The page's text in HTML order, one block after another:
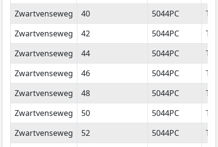
Straatnaam
Huisnummer Postcode
Zwartvenseweg 40 5044PC
Zwartvenseweg
42 5044PC
Zwartvenseweg
44 5044PC
Zwartvenseweg
46 5044PC
Zwartvenseweg
48 5044PC
Zwartvenseweg
50 5044PC
Zwartvenseweg
52 5044PC